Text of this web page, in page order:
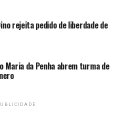
contra o Londrina, o
inédita à 5ª fase da
adversário será conhecido por
o Athletic contou com o
Tavares (que marcou
superar o Sport por 3 a 1.
de honra do Leão.
rejeita pedido de liberdade de
Maria da Penha abrem turma de